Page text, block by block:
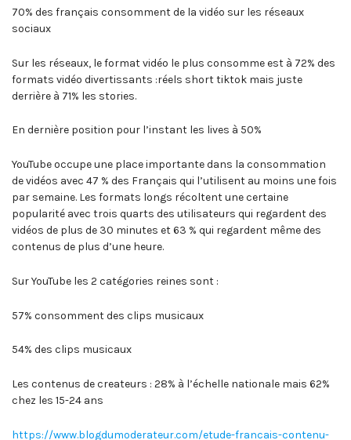
70% des français consomment de la vidéo sur les réseaux
sociaux
Sur les réseaux, le format vidéo le plus consomme est à 72% des
formats vidéo divertissants :réels short tiktok mais juste
derrière à 71% les stories.
En dernière position pour l’instant les lives à 50%
YouTube occupe une place importante dans la consommation
de vidéos avec 47 % des Français qui l’utilisent au moins une fois
par semaine. Les formats longs récoltent une certaine
popularité avec trois quarts des utilisateurs qui regardent des
vidéos de plus de 30 minutes et 63 % qui regardent même des
contenus de plus d’une heure.
Sur YouTube les 2 catégories reines sont :
57% consomment des clips musicaux
54% des clips musicaux
Les contenus de createurs : 28% à l’échelle nationale mais 62%
chez les 15-24 ans
https://www.blogdumoderateur.com/etude-francais-contenu-